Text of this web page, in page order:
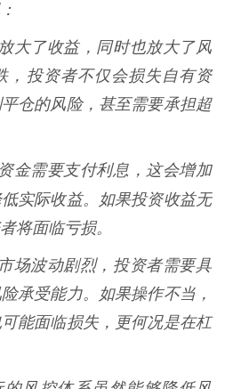
大了收益，同时也放大了风
，投资者不仅会损失自有资
仓的风险，甚至需要承担超
金需要支付利息，这会增加
实际收益。如果投资收益无
将面临亏损。
场波动剧烈，投资者需要具
承受能力。如果操作不当，
能面临损失，更何况是在杠